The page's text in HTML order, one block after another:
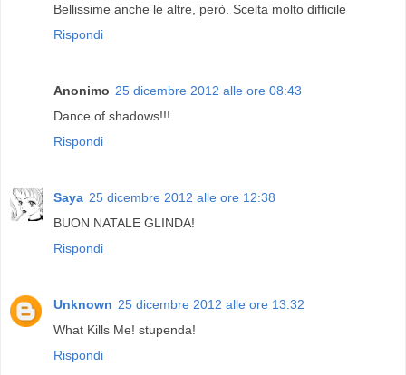
Bellissime anche le altre, però. Scelta molto difficile
Rispondi
Anonimo 25 dicembre 2012 alle ore 08:43
Dance of shadows!!!
Rispondi
Saya 25 dicembre 2012 alle ore 12:38
BUON NATALE GLINDA!
Rispondi
Unknown 25 dicembre 2012 alle ore 13:32
What Kills Me! stupenda!
Rispondi